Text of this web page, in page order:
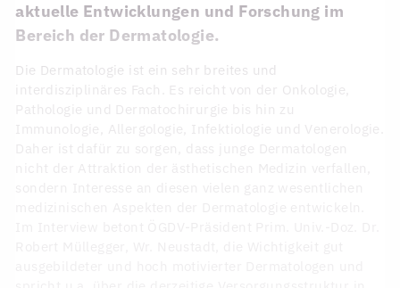
aktuelle Entwicklungen und Forschung im
Bereich der Dermatologie.
Die Dermatologie ist ein sehr breites und
interdisziplinäres Fach. Es reicht von der Onkologie,
Pathologie und Dermatochirurgie bis hin zu
Immunologie, Allergologie, Infektiologie und Venerologie.